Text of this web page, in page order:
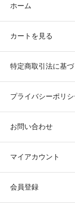
ホーム
カートを見る
特定商取引法に基
プライバシーポリシ
お問い合わせ
マイアカウント
会員登録